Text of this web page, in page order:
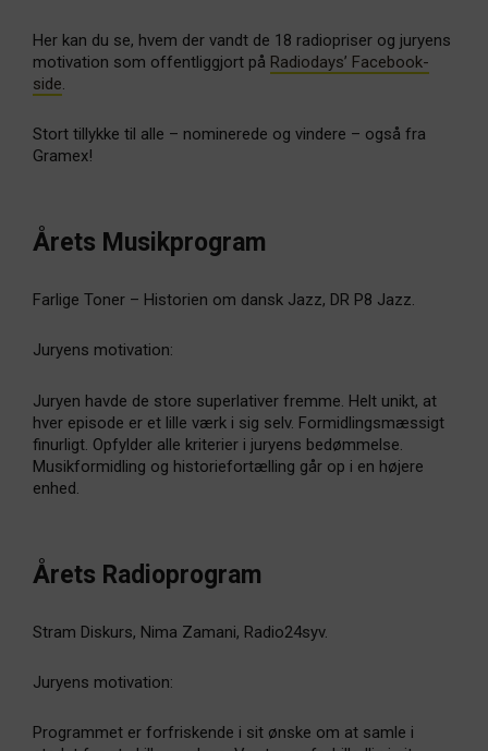
Her kan du se, hvem der vandt de 18 radiopriser og juryens
motivation som offentliggjort på Radiodays’ Facebook-
side.
Stort tillykke til alle – nominerede og vindere – også fra
Gramex!
Årets Musikprogram
Farlige Toner – Historien om dansk Jazz, DR P8 Jazz.
Juryens motivation:
Juryen havde de store superlativer fremme. Helt unikt, at
hver episode er et lille værk i sig selv. Formidlingsmæssigt
finurligt. Opfylder alle kriterier i juryens bedømmelse.
Musikformidling og historiefortælling går op i en højere
enhed.
Årets Radioprogram
Stram Diskurs, Nima Zamani, Radio24syv.
Juryens motivation:
Programmet er forfriskende i sit ønske om at samle i